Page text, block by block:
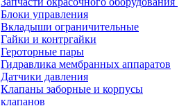
Блоки управления
Вкладыши ограничительные
Гайки и контргайки
Героторные пары
Гидравлика мембранных аппаратов
Датчики давления
Клапаны заборные и корпусы
клапанов